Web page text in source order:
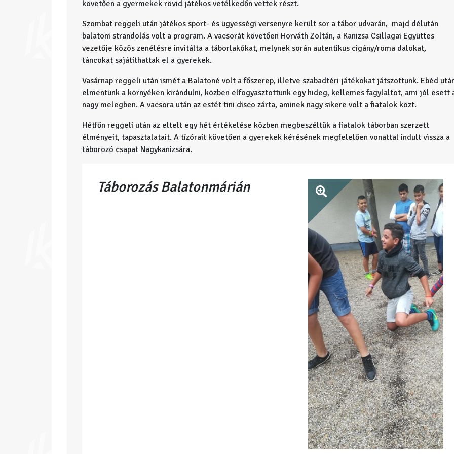
követően a gyermekek rövid játékos vetélkedőn vettek részt.
Szombat reggeli után játékos sport- és ügyességi versenyre került sor a tábor udvarán, majd délután
balatoni strandolás volt a program. A vacsorát követően Horváth Zoltán, a Kanizsa Csillagai Együttes
vezetője közös zenélésre invitálta a táborlakókat, melynek során autentikus cigány/roma dalokat,
táncokat sajátíthattak el a gyerekek.
Vasárnap reggeli után ismét a Balatoné volt a főszerep, illetve szabadtéri játékokat játszottunk. Ebéd
elmentünk a környéken kirándulni, közben elfogyasztottunk egy hideg, kellemes fagylaltot, ami jól esett
nagy melegben. A vacsora után az estét tini disco zárta, aminek nagy sikere volt a fiatalok közt.
Hétfőn reggeli után az eltelt egy hét értékelése közben megbeszéltük a fiatalok táborban szerzett
élményeit, tapasztalatait. A tízórait követően a gyerekek kérésének megfelelően vonattal indult vissza a
táborozó csapat Nagykanizsára.
Táborozás Balatonmárián